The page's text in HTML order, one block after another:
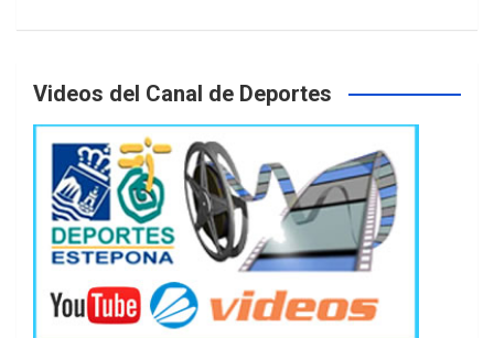
Videos del Canal de Deportes